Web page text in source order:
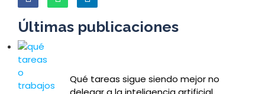
Últimas publicaciones
Qué tareas sigue siendo mejor no